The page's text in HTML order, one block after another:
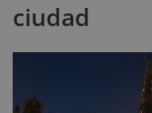
ciudad